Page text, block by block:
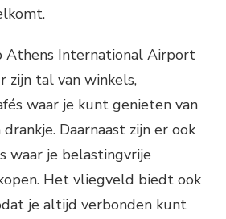
Athens International Airport
zijn tal van winkels,
waar je kunt genieten van
Daarnaast zijn er ook
waar je belastingvrije
Het vliegveld biedt ook
je altijd verbonden kunt